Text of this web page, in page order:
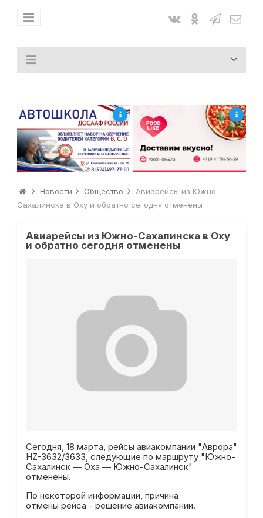
Новости Общество
Авиарейсы из Южно-
Сахалинска в Оху и обратно сегодня отменены
Авиарейсы из Южно-Сахалинска в Оху
и обратно сегодня отменены
Сегодня, 18 марта, рейсы авиакомпании "Аврора"
HZ-3632/3633, следующие по маршруту "Южно-
Сахалинск — Оха — Южно-Сахалинск"
отменены.
По некоторой информации, причина
отмены рейса - решение авиакомпании.